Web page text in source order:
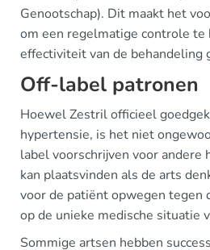
Genootschap). Dit maakt het
om een regelmatige controle te
effectiviteit van de behandeling
Off-label patronen
Hoewel Zestril officieel
hypertensie, is het niet
label voorschrijven voor andere
kan plaatsvinden als de arts
voor de patiënt opwegen tegen
op de unieke medische situatie
Sommige artsen hebben